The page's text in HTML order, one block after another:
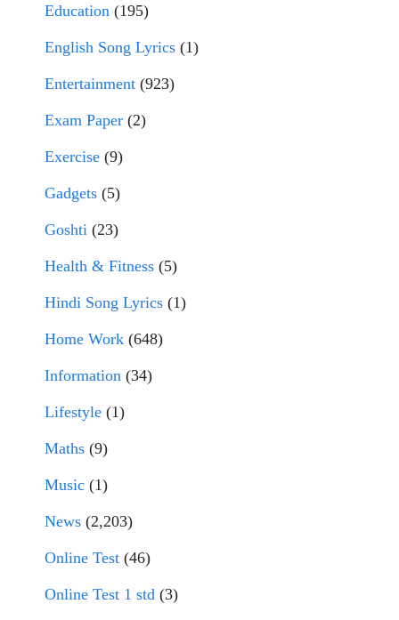
Education (195)
English Song Lyrics (1)
Entertainment (923)
Exam Paper (2)
Exercise (9)
Gadgets (5)
Goshti (23)
Health & Fitness (5)
Hindi Song Lyrics (1)
Home Work (648)
Information (34)
Lifestyle (1)
Maths (9)
Music (1)
News (2,203)
Online Test (46)
Online Test 1 std (3)